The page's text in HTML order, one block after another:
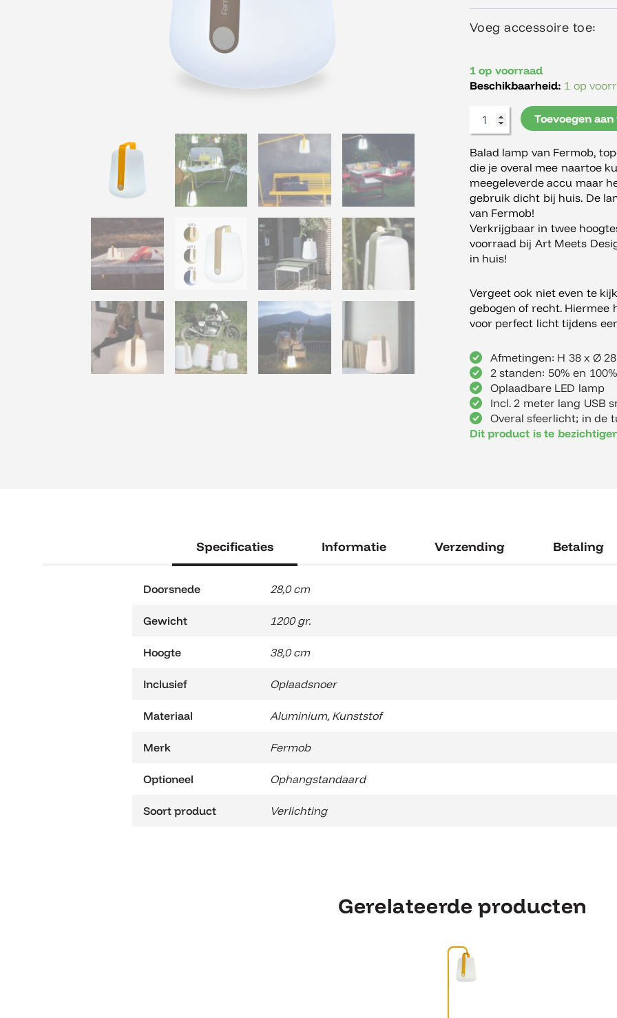
Voeg accessoire toe:
1 op voorraad
Beschikbaarheid: 1 op
cm.
aantal
Toevoegen
Balad lamp van Fermob,
die je overal mee naartoe
meegeleverde accu maar
gebruik dicht bij huis. De
van Fermob!
Verkrijgbaar in twee
voorraad bij Art Meets
in huis!
Vergeet ook niet even te
gebogen of recht. Hiermee
voor perfect licht tijdens
Afmetingen: H 38 x Ø
2 standen: 50% en
Oplaadbare LED lamp
Incl. 2 meter lang USB
Overal sfeerlicht; in de
Dit product is te
Specificaties Informatie Verzending Betaling
Doorsnede 28,0 cm
Gewicht 1200 gr.
Hoogte 38,0 cm
Inclusief Oplaadsnoer
Materiaal Aluminium, Kunststof
Merk Fermob
Optioneel Ophangstandaard
Soort product Verlichting
Gerelateerde producten